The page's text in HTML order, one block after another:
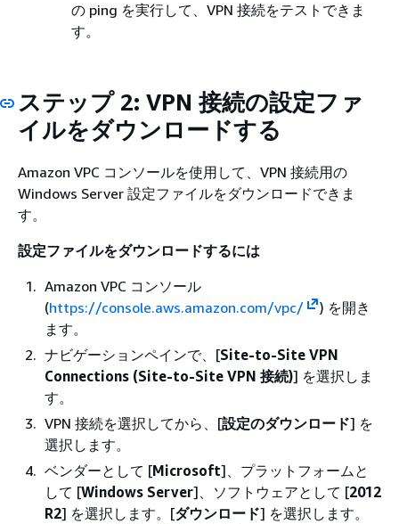
の ping を実行して、VPN 接続をテストできま
す。
ステップ 2: VPN 接続の設定ファ
イルをダウンロードする
Amazon VPC コンソールを使用して、VPN 接続用の
Windows Server 設定ファイルをダウンロードできま
す。
設定ファイルをダウンロードするには
Amazon VPC コンソール
(https://console.aws.amazon.com/vpc/
) を開き
ます。
ナビゲーションペインで、[Site-to-Site VPN
Connections (Site-to-Site VPN 接続)] を選択しま
す。
VPN 接続を選択してから、[設定のダウンロード] を
選択します。
ベンダーとして [Microsoft]、プラットフォームと
して [Windows Server]、ソフトウェアとして [2012
R2] を選択します。[ダウンロード] を選択します。